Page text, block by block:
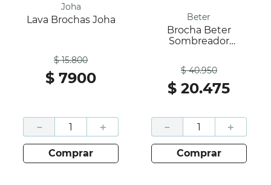
Joha
Lava Brochas Joha
$ 15.800
$ 7900
＋
－
comprar
Beter
Brocha Beter
Sombreador
$ 40.950
$ 20.475
＋
－
comprar